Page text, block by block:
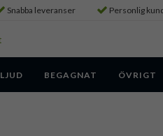
Snabba leveranser Personlig
LJUD BEGAGNAT ÖVRIGT